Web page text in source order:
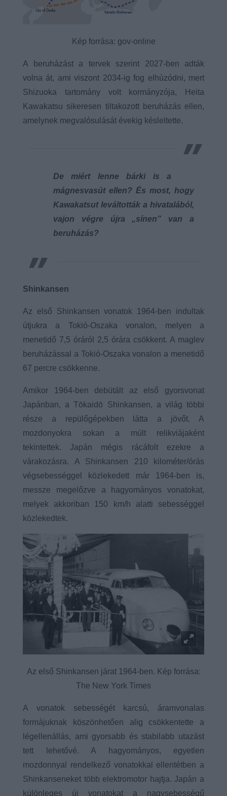
Kép forrása: gov-online
A beruházást a tervek szerint 2027-ben adták
volna át, ami viszont 2034-ig fog elhúzódni, mert
Shizuoka tartomány volt kormányzója, Heita
Kawakatsu sikeresen tiltakozott beruházás ellen,
amelynek megvalósulását évekig késleltette.
De miért lenne bárki is a
mágnesvasút ellen? És most, hogy
Kawakatsut leváltották a hivatalából,
vajon végre újra „sínen” van a
beruházás?
Shinkansen
Az első Shinkansen vonatok 1964-ben indultak
útjukra a Tokió-Oszaka vonalon, melyen a
menetidő 7,5 óráról 2,5 órára csökkent. A maglev
beruházással a Tokió-Oszaka vonalon a menetidő
67 percre csökkenne.
Amikor 1964-ben debütált az első gyorsvonat
Japánban, a Tōkaidō Shinkansen, a világ többi
része a repülőgépekben látta a jövőt. A
mozdonyokra sokan a múlt relikviájaként
tekintettek. Japán mégis rácáfolt ezekre a
várakozásra. A Shinkansen 210 kilométer/órás
végsebességgel közlekedett már 1964-ben is,
messze megelőzve a hagyományos vonatokat,
melyek akkoriban 150 km/h alatti sebességgel
közlekedtek.
Az első Shinkansen járat 1964-ben. Kép forrása:
The New York Times
A vonatok sebességét karcsú, áramvonalas
formájuknak köszönhetően alig csökkentette a
légellenállás, ami gyorsabb és stabilabb utazást
tett lehetővé. A hagyományos, egyetlen
mozdonnyal rendelkező vonatokkal ellentétben a
Shinkanseneket több elektromotor hajtja. Japán a
különleges új vonatokat a nagysebességű